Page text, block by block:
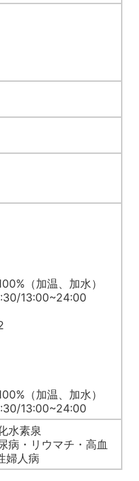
（加温、加水）
13:00~24:00
（加温、加水）
13:00~24:00
水素泉
病・リウマチ・高血
婦人病